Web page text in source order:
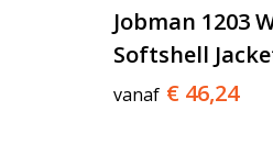
Jobman 1203
Softshell
vanaf € 46,24